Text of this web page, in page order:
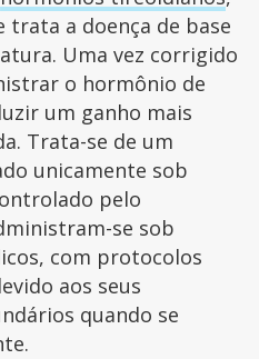
trata a doença de base
Uma vez corrigido
o hormônio de
um ganho mais
Trata-se de um
unicamente sob
pelo
se sob
com protocolos
aos seus
quando se